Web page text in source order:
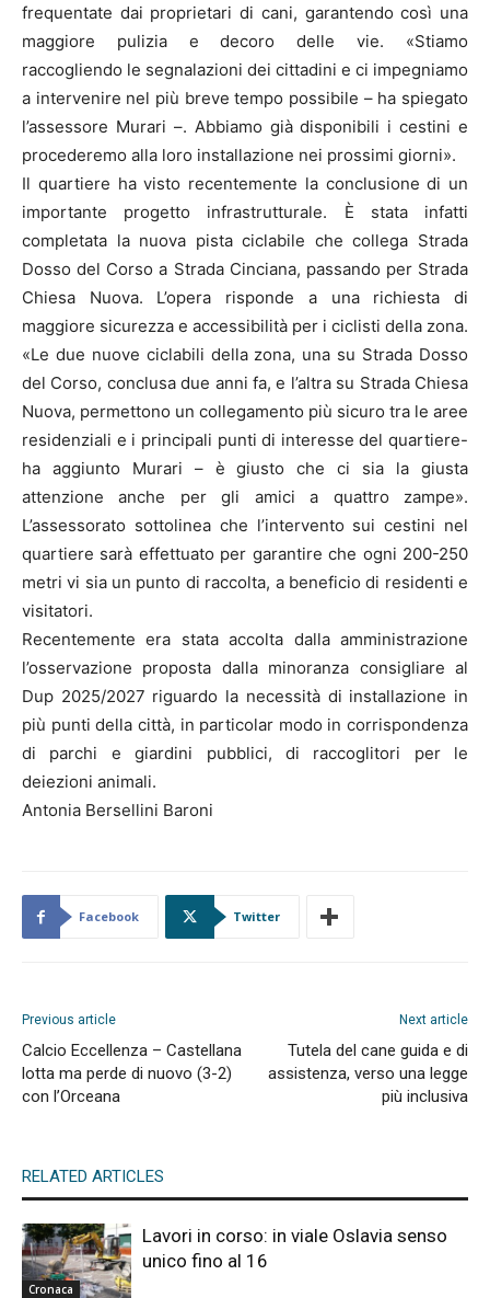
frequentate dai proprietari di cani, garantendo così una
maggiore pulizia e decoro delle vie. «Stiamo
raccogliendo le segnalazioni dei cittadini e ci impegniamo
a intervenire nel più breve tempo possibile – ha spiegato
l’assessore Murari –. Abbiamo già disponibili i cestini e
procederemo alla loro installazione nei prossimi giorni».
Il quartiere ha visto recentemente la conclusione di un
importante progetto infrastrutturale. È stata infatti
completata la nuova pista ciclabile che collega Strada
Dosso del Corso a Strada Cinciana, passando per Strada
Chiesa Nuova. L’opera risponde a una richiesta di
maggiore sicurezza e accessibilità per i ciclisti della zona.
«Le due nuove ciclabili della zona, una su Strada Dosso
del Corso, conclusa due anni fa, e l’altra su Strada Chiesa
Nuova, permettono un collegamento più sicuro tra le aree
residenziali e i principali punti di interesse del quartiere-
ha aggiunto Murari – è giusto che ci sia la giusta
attenzione anche per gli amici a quattro zampe».
L’assessorato sottolinea che l’intervento sui cestini nel
quartiere sarà effettuato per garantire che ogni 200-250
metri vi sia un punto di raccolta, a beneficio di residenti e
visitatori.
Recentemente era stata accolta dalla amministrazione
l’osservazione proposta dalla minoranza consigliare al
Dup 2025/2027 riguardo la necessità di installazione in
più punti della città, in particolar modo in corrispondenza
di parchi e giardini pubblici, di raccoglitori per le
deiezioni animali.
Antonia Bersellini Baroni
Facebook Twitter
Previous article
Calcio Eccellenza – Castellana
lotta ma perde di nuovo (3-2)
con l’Orceana
Next article
Tutela del cane guida e di
assistenza, verso una legge
più inclusiva
RELATED ARTICLES
Cronaca
Lavori in corso: in viale Oslavia senso
unico fino al 16